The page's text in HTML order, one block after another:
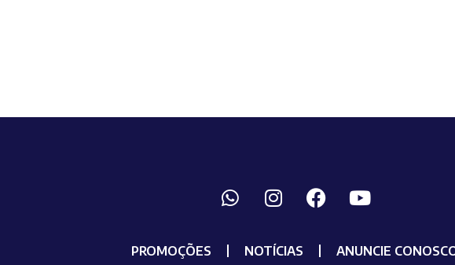
PROMOÇÕES NOTÍCIAS ANUNCIE